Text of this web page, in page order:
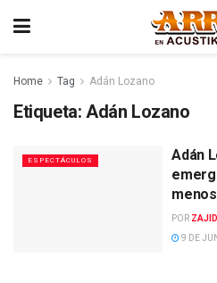
Home Tag Adán Lozano
Etiqueta: Adán Lozano
ESPECTÁCULOS
Adán
POR
9 DE